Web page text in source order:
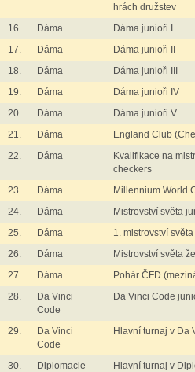
hrách družstev
16.
Dáma
Dáma junioři I
17.
Dáma
Dáma junioři II
18.
Dáma
Dáma junioři III
19.
Dáma
Dáma junioři IV
20.
Dáma
Dáma junioři V
21.
Dáma
England Club
22.
Dáma
Kvalifikace na
checkers
23.
Dáma
Millennium World
24.
Dáma
Mistrovství světa
25.
Dáma
1. mistrovství
26.
Dáma
Mistrovství světa
27.
Dáma
Pohár ČFD
28.
Da Vinci
Code
Da Vinci Code
29.
Da Vinci
Code
Hlavní turnaj v Da
30. Diplomacie
Hlavní turnaj v